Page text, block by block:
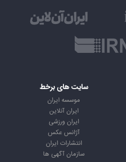
سایت های برخط
موسسه ایران
ایران آنلاین
ایران ورزشی
آژانس عکس
انتشارات ایران
سازمان آگهی ها